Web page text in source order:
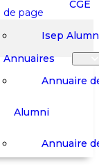
de page
site
CGE
Isep
Annuaires
Annuaire
Alumni
Annuaire